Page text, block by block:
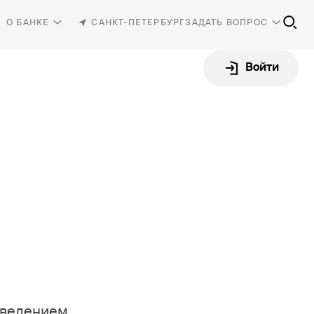
О БАНКЕ САНКТ-ПЕТЕРБУРГЗАДАТЬ ВОПРОС
Войти